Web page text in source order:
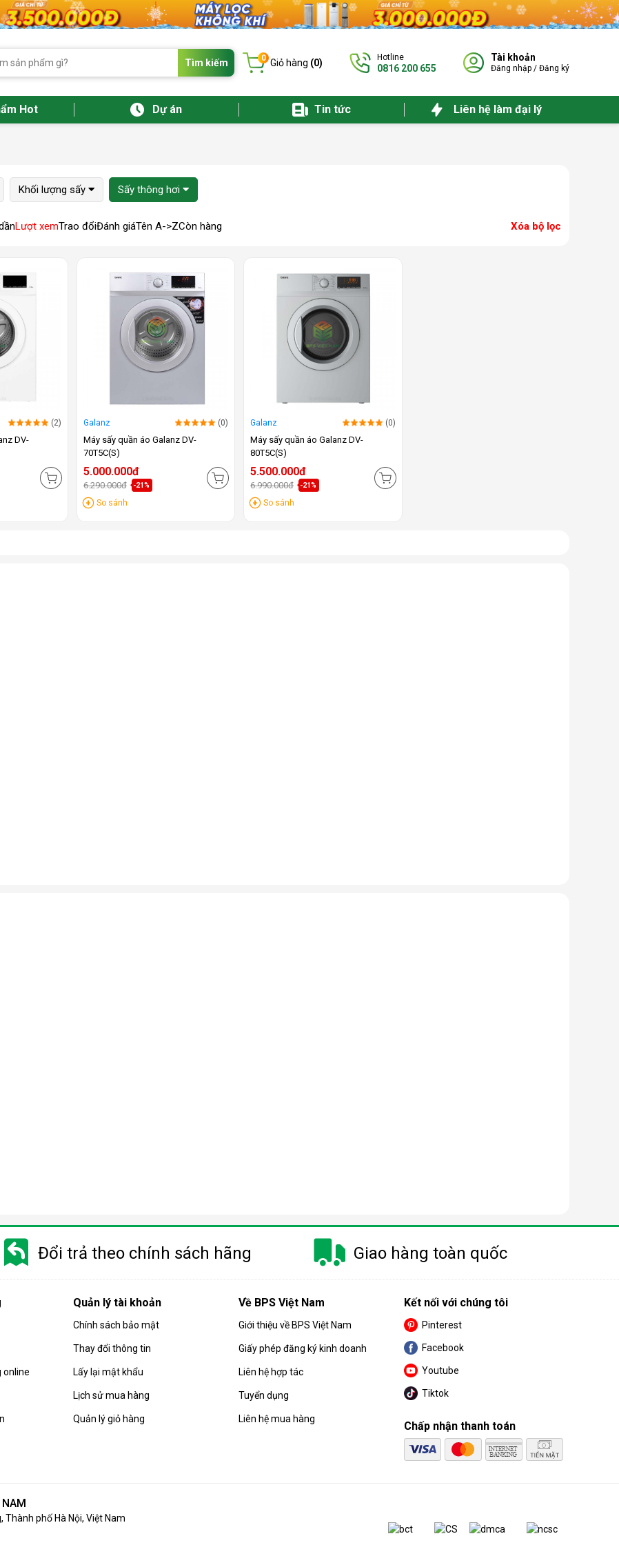
Tìm kiếm 0 Giỏ hàng (0) Hotline
0816 200 655
Tài khoản
Đăng nhập / Đăng ký
Hot Dự án Tin tức Liên hệ làm đại lý
Khối lượng sấy Sấy thông hơi
Lượt xemTrao đổiĐánh giáTên A->ZCòn hàng Xóa bộ lọc
(2)
DV-
Galanz (0)
Máy sấy quần áo Galanz DV-
70T5C(S)
5.000.000đ
6.290.000đ -21%
So sánh
Galanz (0)
Máy sấy quần áo Galanz DV-
80T5C(S)
5.500.000đ
6.990.000đ -21%
So sánh
Đổi trả theo chính sách hãng Giao hàng toàn quốc
online
Quản lý tài khoản
Chính sách bảo mật
Thay đổi thông tin
Lấy lại mật khẩu
Lịch sử mua hàng
Quản lý giỏ hàng
Về BPS Việt Nam
Giới thiệu về BPS Việt Nam
Giấy phép đăng ký kinh doanh
Liên hệ hợp tác
Tuyển dụng
Liên hệ mua hàng
Kết nối với chúng tôi
Pinterest
Facebook
Youtube
Tiktok
Chấp nhận thanh toán
Thành phố Hà Nội, Việt Nam